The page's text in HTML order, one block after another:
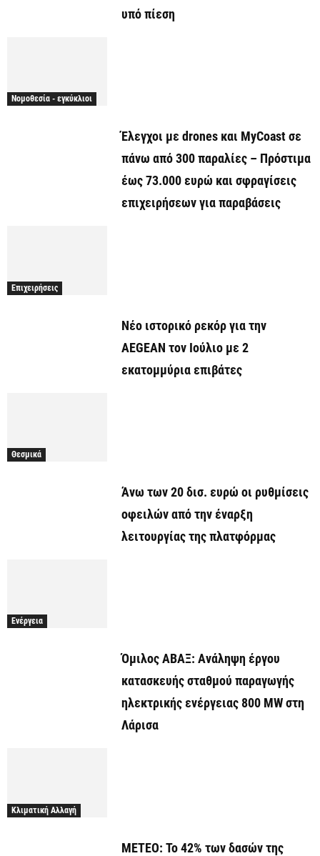
υπό πίεση
Νομοθεσία - εγκύκλιοι
Έλεγχοι με drones και MyCoast σε
πάνω από 300 παραλίες – Πρόστιμα
έως 73.000 ευρώ και σφραγίσεις
επιχειρήσεων για παραβάσεις
Επιχειρήσεις
Νέο ιστορικό ρεκόρ για την
AEGEAN τον Ιούλιο με 2
εκατομμύρια επιβάτες
Θεσμικά
Άνω των 20 δισ. ευρώ οι ρυθμίσεις
οφειλών από την έναρξη
λειτουργίας της πλατφόρμας
Ενέργεια
Όμιλος ΑΒΑΞ: Ανάληψη έργου
κατασκευής σταθμού παραγωγής
ηλεκτρικής ενέργειας 800 ΜW στη
Λάρισα
Κλιματική Αλλαγή
ΜΕΤΕΟ: Το 42% των δασών της